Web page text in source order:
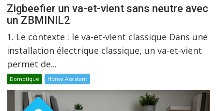
Zigbeefier un va-et-vient sans neutre avec
un ZBMINIL2
1. Le contexte : le va-et-vient classique Dans une
installation électrique classique, un va-et-vient
permet de...
Domotique Home Assistant